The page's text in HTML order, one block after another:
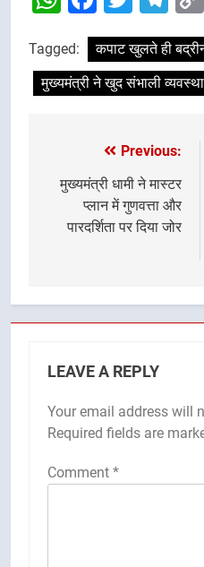
Tagged:
कपाट खुलते ही
मुख्यमंत्री ने खुद संभाली
navigation
Previous:
मुख्यमंत्री धामी ने मास्टर
प्लान में गुणवत्ता और
पारदर्शिता पर दिया जोर
LEAVE A REPLY
Your email address will
Required fields are
Comment *